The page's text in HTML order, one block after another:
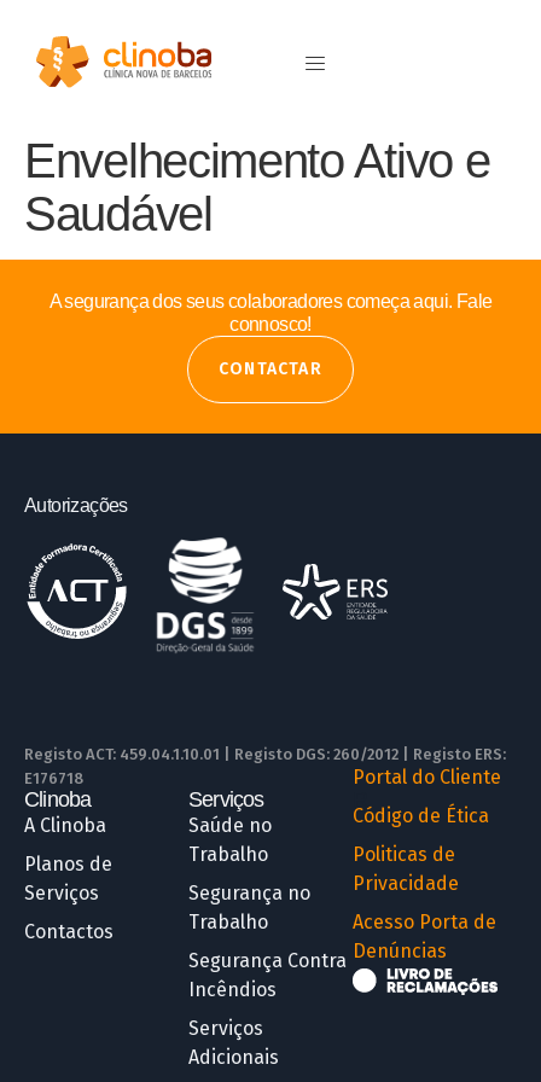
Envelhecimento Ativo e
Saudável
A segurança dos seus colaboradores começa aqui. Fale
connosco!
CONTACTAR
Autorizações
Registo ACT: 459.04.1.10.01 | Registo DGS: 260/2012 | Registo ERS:
E176718
Clinoba
A Clinoba
Planos de
Serviços
Contactos
Serviços
Saúde no
Trabalho
Segurança no
Trabalho
Segurança Contra
Incêndios
Serviços
Adicionais
Portal do Cliente
Código de Ética
Politicas de
Privacidade
Acesso Porta de
Denúncias